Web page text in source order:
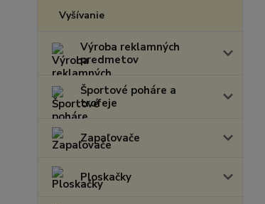
Vyšívanie
Výroba reklamných
predmetov
Športové poháre a
trofeje
Zapaľovače
Ploskačky